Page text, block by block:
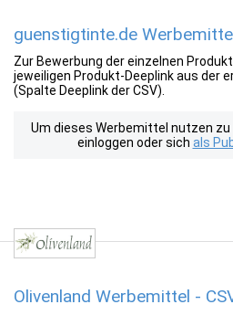
guenstigtinte.de
Zur Bewerbung der einzelnen
jeweiligen Produkt-Deeplink aus der
(Spalte Deeplink der CSV).
Um dieses Werbemittel nutzen zu
einloggen oder sich als
Olivenland Werbemittel -